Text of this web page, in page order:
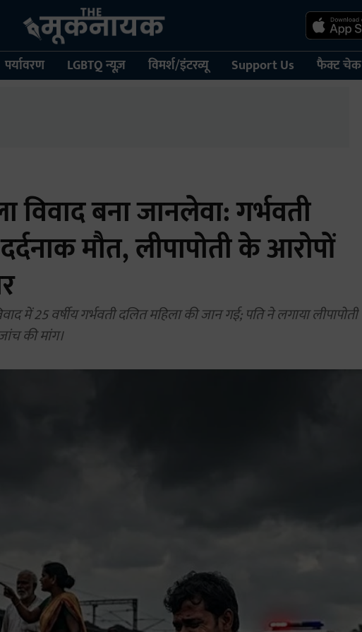
पर्यावरण LGBTQ न्यूज़ विमर्श/इंटरव्यू Support Us फैक्ट चेक
विवाद बना जानलेवा: गर्भवती
मौत, लीपापोती के आरोपों
में 25 वर्षीय गर्भवती दलित महिला की जान गई; पति ने लगाया लीपापोती
की मांग।